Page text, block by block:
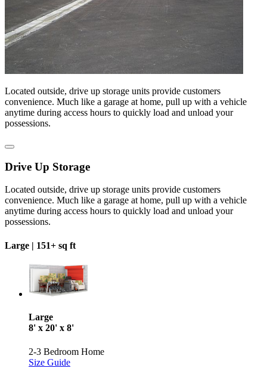
Located outside, drive up storage units provide customers
convenience. Much like a garage at home, pull up with a vehicle
anytime during access hours to quickly load and unload your
possessions.
Drive Up Storage
Located outside, drive up storage units provide customers
convenience. Much like a garage at home, pull up with a vehicle
anytime during access hours to quickly load and unload your
possessions.
Large | 151+ sq ft
Large
8' x 20' x 8'
2-3 Bedroom Home
Size Guide